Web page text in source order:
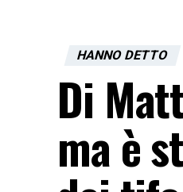
HANNO DETTO
Di
ma è